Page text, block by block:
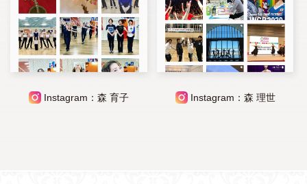
Instagram：森 育子 Instagram：森 理世